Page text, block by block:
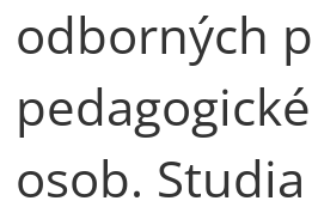
odborných
osob.